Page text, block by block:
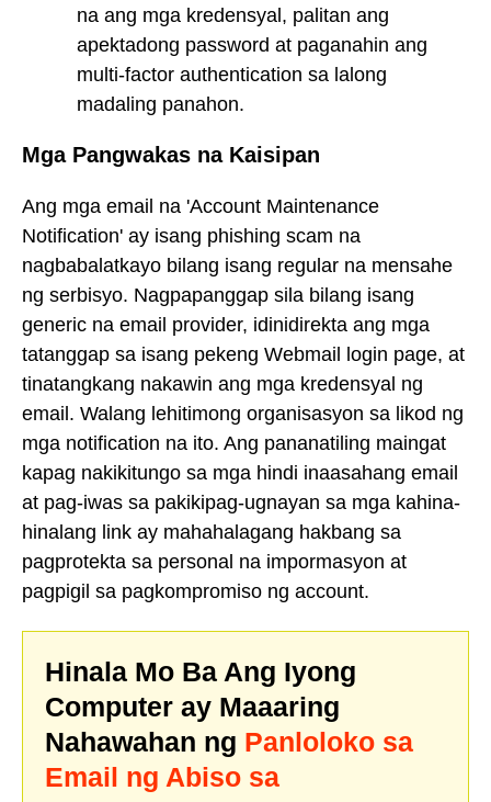
na ang mga kredensyal, palitan ang
apektadong password at paganahin ang
multi-factor authentication sa lalong
madaling panahon.
Mga Pangwakas na Kaisipan
Ang mga email na 'Account Maintenance
Notification' ay isang phishing scam na
nagbabalatkayo bilang isang regular na mensahe
ng serbisyo. Nagpapanggap sila bilang isang
generic na email provider, idinidirekta ang mga
tatanggap sa isang pekeng Webmail login page, at
tinatangkang nakawin ang mga kredensyal ng
email. Walang lehitimong organisasyon sa likod ng
mga notification na ito. Ang pananatiling maingat
kapag nakikitungo sa mga hindi inaasahang email
at pag-iwas sa pakikipag-ugnayan sa mga kahina-
hinalang link ay mahahalagang hakbang sa
pagprotekta sa personal na impormasyon at
pagpigil sa pagkompromiso ng account.
Hinala Mo Ba Ang Iyong
Computer ay Maaaring
Nahawahan ng Panloloko sa
Email ng Abiso sa